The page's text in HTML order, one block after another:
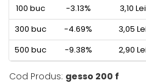
100 buc -3.13% 3,10 Lei
300 buc -4.69% 3,05 Lei
500 buc -9.38% 2,90 Lei
Cod Produs: gesso 200 f